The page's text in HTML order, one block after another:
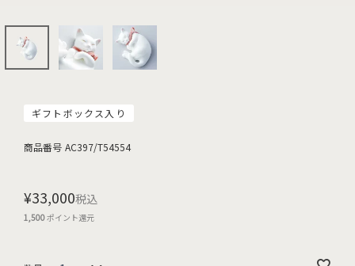
ギフトボックス入り
商品番号 AC397/T54554
¥33,000税込
1,500ポイント還元